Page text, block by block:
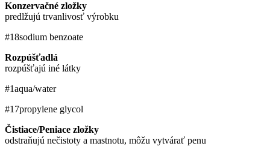
Konzervačné zložky
predlžujú trvanlivosť výrobku
#18sodium benzoate
Rozpúšťadlá
rozpúšťajú iné látky
#1aqua/​water
#17propylene glycol
Čistiace/Peniace zložky
odstraňujú nečistoty a mastnotu, môžu vytvárať penu